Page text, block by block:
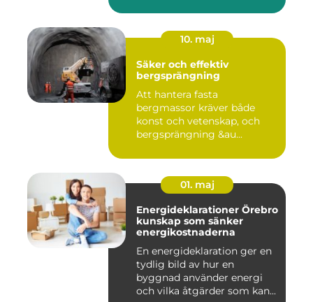
10. maj
Säker och effektiv
bergsprängning
Att hantera fasta
bergmassor kräver både
konst och vetenskap, och
bergsprängning &au...
01. maj
Energideklarationer Örebro
kunskap som sänker
energikostnaderna
En energideklaration ger en
tydlig bild av hur en
byggnad använder energi
och vilka åtgärder som kan...